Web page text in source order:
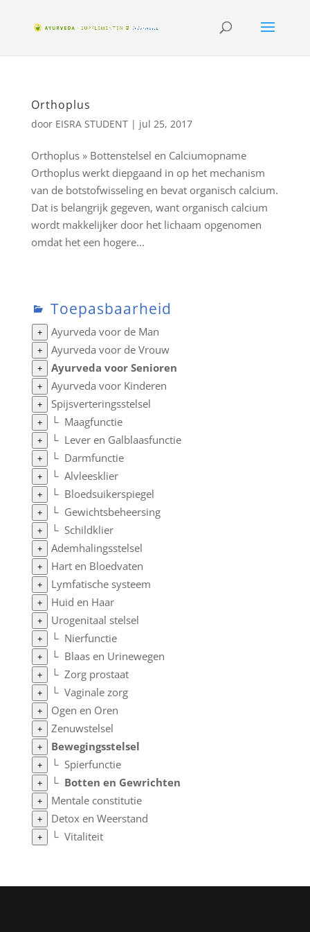
Orthoplus
door EISRA STUDENT| jul 25, 2017
Orthoplus » Bottenstelsel en Calciumopname
Orthoplus werkt diepgaand in op het mechanism
van de botstofwisseling en bevat organisch calcium.
Dat is belangrijk gegeven, want organisch calcium
wordt makkelijker door het lichaam opgenomen
omdat het een hogere...
Toepasbaarheid
+ Ayurveda voor de Man
+ Ayurveda voor de Vrouw
+ Ayurveda voor Senioren
+ Ayurveda voor Kinderen
+ Spijsverteringsstelsel
+ └ Maagfunctie
+ └ Lever en Galblaasfunctie
+ └ Darmfunctie
+ └ Alvleesklier
+ └ Bloedsuikerspiegel
+ └ Gewichtsbeheersing
+ └ Schildklier
+ Ademhalingsstelsel
+ Hart en Bloedvaten
+ Lymfatische systeem
+ Huid en Haar
+ Urogenitaal stelsel
+ └ Nierfunctie
+ └ Blaas en Urinewegen
+ └ Zorg prostaat
+ └ Vaginale zorg
+ Ogen en Oren
+ Zenuwstelsel
+ Bewegingsstelsel
+ └ Spierfunctie
+ └ Botten en Gewrichten
+ Mentale constitutie
+ Detox en Weerstand
+ └ Vitaliteit